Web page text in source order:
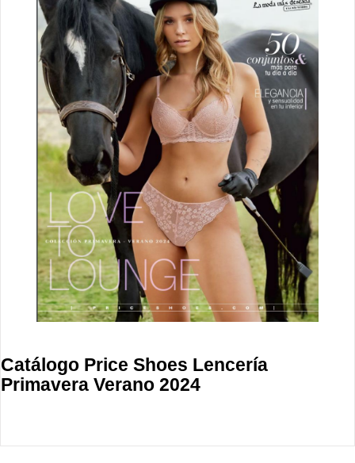
Catálogo Price Shoes Lencería
Primavera Verano 2024